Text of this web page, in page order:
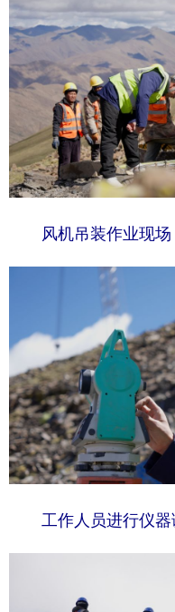
风机吊装作业现
工作人员进行仪